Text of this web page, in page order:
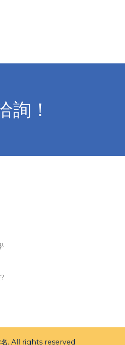
詢！
名. All rights reserved